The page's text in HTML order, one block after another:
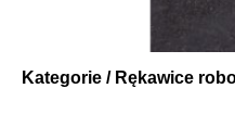
Kategorie / Rękawice